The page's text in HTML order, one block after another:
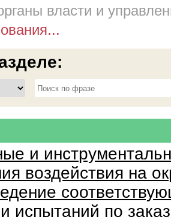
власти и
и
воздействия на
испытаний по